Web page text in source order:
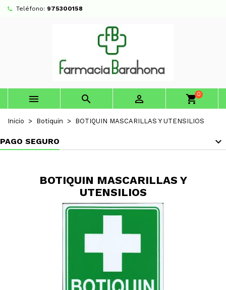
Teléfono: 975300158
   shopping_cart0
Inicio Botiquin BOTIQUIN MASCARILLAS Y UTENSILIOS
PAGO SEGURO
BOTIQUIN MASCARILLAS Y
UTENSILIOS